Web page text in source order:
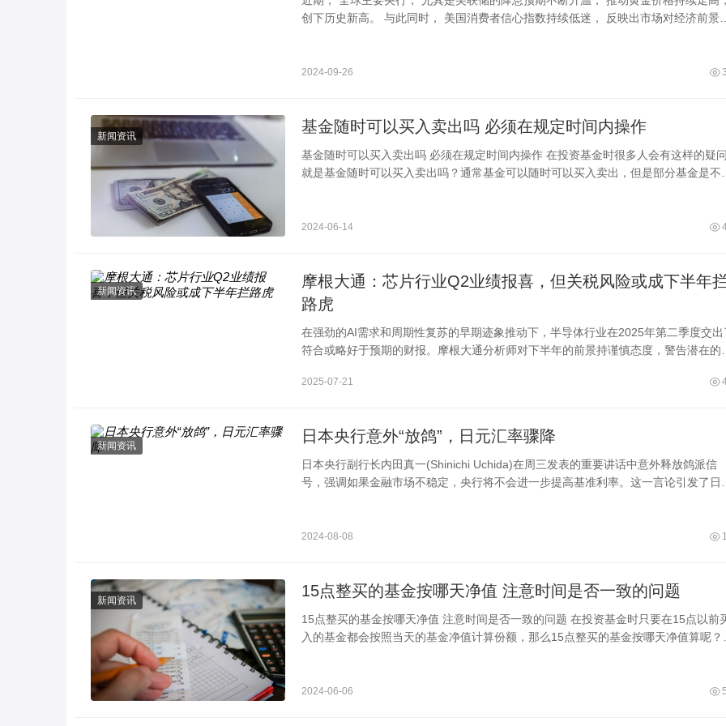
创下历史新高。 与此同时， 美国消费者信心指数持续低迷， 反映出市场对经济前景的
2024-09-26
新闻资讯
基金随时可以买入卖出吗 必须在规定时间内操作
基金随时可以买入卖出吗 必须在规定时间内操作 在投资基金时很多人会有这样的疑问，
就是基金随时可以买入卖出吗？通常基金可以随时可以买入卖出，但是部分基金是不可
2024-06-14
新闻资讯
摩根大通：芯片行业Q2业绩报喜，但关税风险或成下半年
路虎
在强劲的AI需求和周期性复苏的早期迹象推动下，半导体行业在2025年第二季度交出
符合或略好于预期的财报。摩根大通分析师对下半年的前景持谨慎态度，警告潜在的新
2025-07-21
新闻资讯
日本央行意外“放鸽”，日元汇率骤降
日本央行副行长内田真一(Shinichi Uchida)在周三发表的重要讲话中意外释放鸽派信
号，强调如果金融市场不稳定，央行将不会进一步提高基准利率。这一言论引发了日元
2024-08-08
新闻资讯
15点整买的基金按哪天净值 注意时间是否一致的问题
15点整买的基金按哪天净值 注意时间是否一致的问题 在投资基金时只要在15点以前买
入的基金都会按照当天的基金净值计算份额，那么15点整买的基金按哪天净值算呢？
2024-06-06